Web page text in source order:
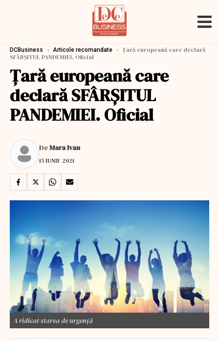
DCBusiness › Articole recomandate › Țară europeană care declară
SFÂRȘITUL PANDEMIEI. Oficial
Țară europeană care
declară SFÂRȘITUL
PANDEMIEI. Oficial
DeMara Ivan
15 IUNIE 2021
A ridicat starea de urgență